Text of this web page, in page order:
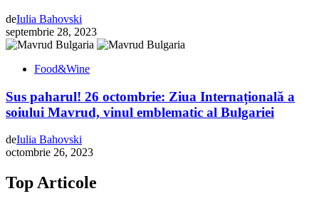
deIulia Bahovski
septembrie 28, 2023
Food&Wine
Sus paharul! 26 octombrie: Ziua Internațională a
soiului Mavrud, vinul emblematic al Bulgariei
deIulia Bahovski
octombrie 26, 2023
Top Articole